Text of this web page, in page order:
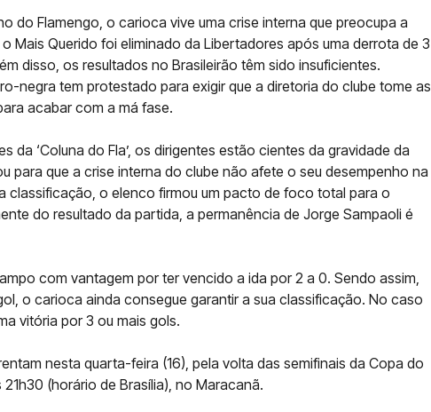
do Flamengo, o carioca vive uma crise interna que preocupa a
Mais Querido foi eliminado da Libertadores após uma derrota de 3
disso, os resultados no Brasileirão têm sido insuficientes.
negra tem protestado para exigir que a diretoria do clube tome as
acabar com a má fase.
da ‘Coluna do Fla’, os dirigentes estão cientes da gravidade da
para que a crise interna do clube não afete o seu desempenho na
classificação, o elenco firmou um pacto de foco total para o
do resultado da partida, a permanência de Jorge Sampaoli é
com vantagem por ter vencido a ida por 2 a 0. Sendo assim,
o carioca ainda consegue garantir a sua classificação. No caso
vitória por 3 ou mais gols.
nesta quarta-feira (16), pela volta das semifinais da Copa do
(horário de Brasília), no Maracanã.